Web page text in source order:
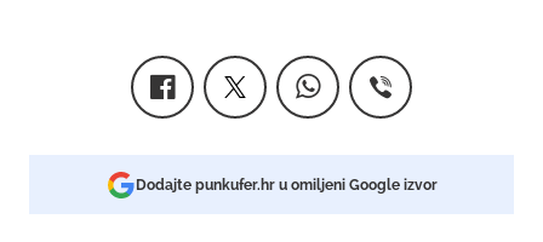
Dodajte punkufer.hr u omiljeni Google izvor